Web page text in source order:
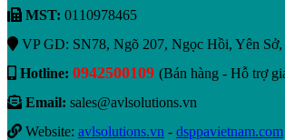
MST: 0110978465
VP GD: SN78, Ngõ 207, Ngọc Hồi, Yên
Hotline: 0942500109 (Bán hàng - Hỗ trợ
Email: sales@avlsolutions.vn
Website: avlsolutions.vn - dsppavietnam.com